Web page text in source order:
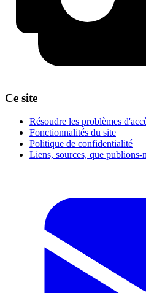
Ce site
Résoudre les problèmes
Fonctionnalités du site
Politique de confidentialité
Liens, sources, que publions-